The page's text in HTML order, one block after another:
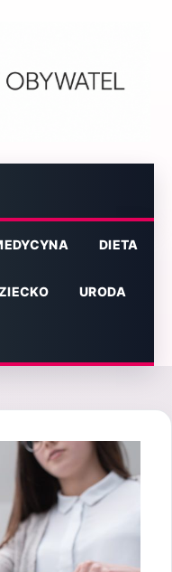
DIETA
URODA